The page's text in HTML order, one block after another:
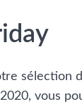
sélection
vous